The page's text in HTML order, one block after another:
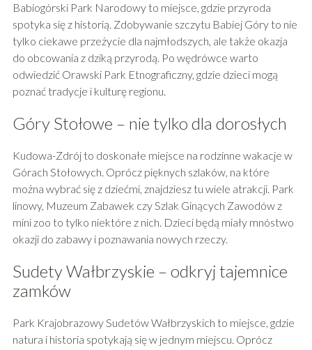
Babiogórski Park Narodowy to miejsce, gdzie przyroda
spotyka się z historią. Zdobywanie szczytu Babiej Góry to nie
tylko ciekawe przeżycie dla najmłodszych, ale także okazja
do obcowania z dziką przyrodą. Po wędrówce warto
odwiedzić Orawski Park Etnograficzny, gdzie dzieci mogą
poznać tradycje i kulturę regionu.
Góry Stołowe – nie tylko dla dorosłych
Kudowa-Zdrój to doskonałe miejsce na rodzinne wakacje w
Górach Stołowych. Oprócz pięknych szlaków, na które
można wybrać się z dziećmi, znajdziesz tu wiele atrakcji. Park
linowy, Muzeum Zabawek czy Szlak Ginących Zawodów z
mini zoo to tylko niektóre z nich. Dzieci będą miały mnóstwo
okazji do zabawy i poznawania nowych rzeczy.
Sudety Wałbrzyskie – odkryj tajemnice
zamków
Park Krajobrazowy Sudetów Wałbrzyskich to miejsce, gdzie
natura i historia spotykają się w jednym miejscu. Oprócz